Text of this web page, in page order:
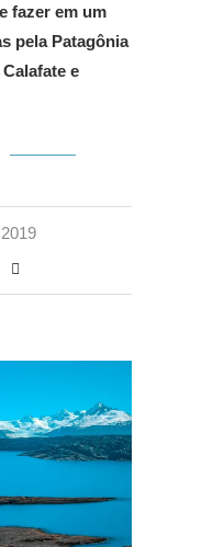
fazer em um
pela Patagônia
e